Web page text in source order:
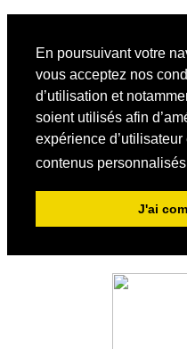
En poursuivant votre
vous acceptez nos
d’utilisation et
soient utilisés afin
expérience
contenus
J'ai